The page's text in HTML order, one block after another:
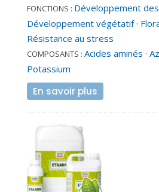
FONCTIONS : Développement
Développement végétatif·
Résistance au stress
COMPOSANTS : Acides aminés ·
Potassium
En savoir plus